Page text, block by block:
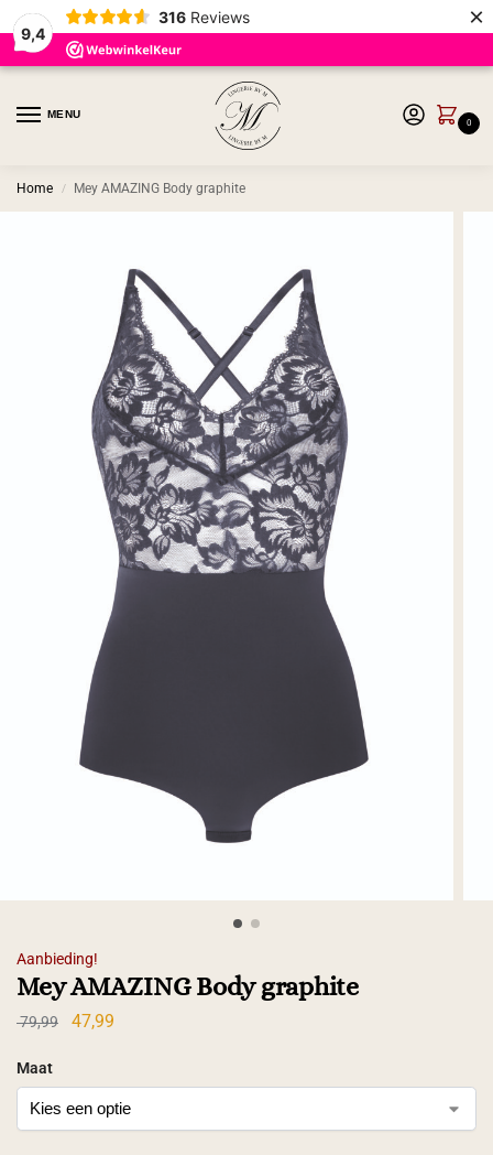
9,4
316 Reviews ×
MENU
0
Home / Mey AMAZING Body graphite
Aanbieding!
Mey AMAZING Body graphite
79,99 47,99
Maat